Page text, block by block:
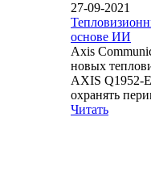
27-09-2021
основе ИИ
Axis
новых
AXIS Q1952-
охранять
Читать